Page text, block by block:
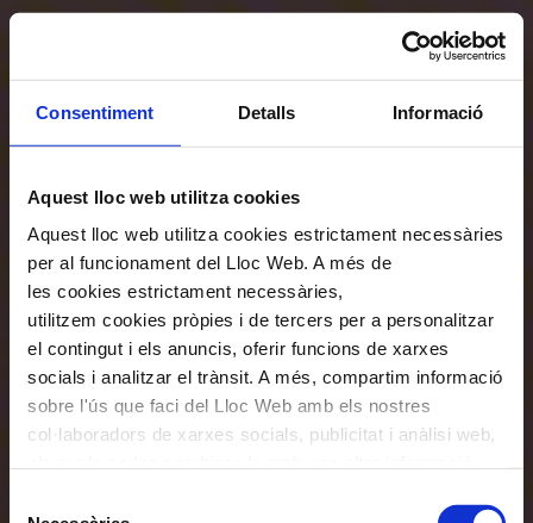
Consentiment Detalls Informació
Aquest lloc web utilitza cookies
Aquest lloc web utilitza cookies estrictament necessàries
per al funcionament del Lloc Web. A més de
les cookies estrictament necessàries,
utilitzem cookies pròpies i de tercers per a personalitzar
el contingut i els anuncis, oferir funcions de xarxes
socials i analitzar el trànsit. A més, compartim informació
sobre l'ús que faci del Lloc Web amb els nostres
col·laboradors de xarxes socials, publicitat i anàlisi web,